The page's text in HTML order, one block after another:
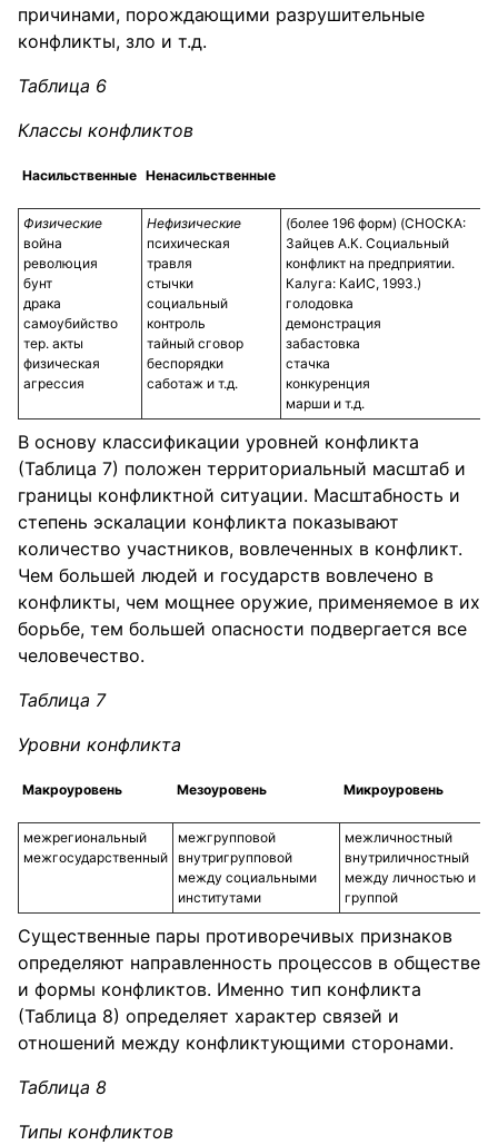
причинами, порождающими разрушительные
конфликты, зло и т.д.
Таблица 6
Классы конфликтов
Насильственные Ненасильственные
Физические
война
революция
бунт
драка
самоубийство
тер. акты
физическая
агрессия
Нефизические
психическая
травля
стычки
социальный
контроль
тайный сговор
беспорядки
саботаж и т.д.
(более 196 форм) (СНОСКА:
Зайцев А.К. Социальный
конфликт на предприятии.
Калуга: КаИС, 1993.)
голодовка
демонстрация
забастовка
стачка
конкуренция
марши и т.д.
В основу классификации уровней конфликта
(Таблица 7) положен территориальный масштаб и
границы конфликтной ситуации. Масштабность и
степень эскалации конфликта показывают
количество участников, вовлеченных в конфликт.
Чем большей людей и государств вовлечено в
конфликты, чем мощнее оружие, применяемое в их
борьбе, тем большей опасности подвергается все
человечество.
Таблица 7
Уровни конфликта
Макроуровень Мезоуровень Микроуровень
межрегиональный
межгосударственный
межгрупповой
внутригрупповой
между социальными
институтами
межличностный
внутриличностный
между личностью и
группой
Существенные пары противоречивых признаков
определяют направленность процессов в обществе
и формы конфликтов. Именно тип конфликта
(Таблица 8) определяет характер связей и
отношений между конфликтующими сторонами.
Таблица 8
Типы конфликтов